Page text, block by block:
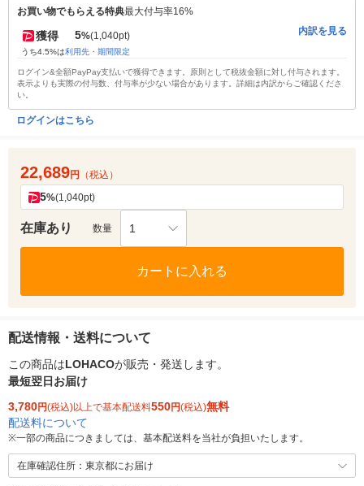
お買い物でもらえる特典最大付与率16%
獲得 5%(1,040pt)
うち4.5%は利用先・期間限定
内訳を見る
ログイン&全額PayPay支払いで獲得できます。原則として税抜金額に対し付与されます。
表示よりも実際の付与数、付与率が少ない場合があります。詳細は内訳からご確認くださ
い。
ログインはこちら
22,689円 （税込）
5%(1,040pt)
在庫あり 数量 1
カートに入れる
配送情報・送料について
この商品はLOHACOが販売・発送します。
最短翌日お届け
3,780円(税込)以上で基本配送料550円(税込)無料
配送料について
※一部の商品につきましては、基本配送料を当社が負担いたします。
在庫確認住所：東京都にお届け